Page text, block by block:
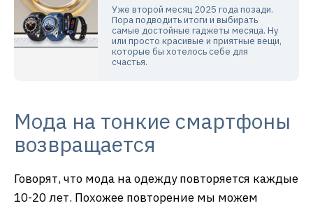
Уже второй месяц 2025 года позади.
Пора подводить итоги и выбирать
самые достойные гаджеты месяца. Ну
или просто красивые и приятные вещи,
которые бы хотелось себе для
счастья.
Мода на тонкие смартфоны
возвращается
Говорят, что мода на одежду повторяется каждые
10-20 лет. Похожее повторение мы можем